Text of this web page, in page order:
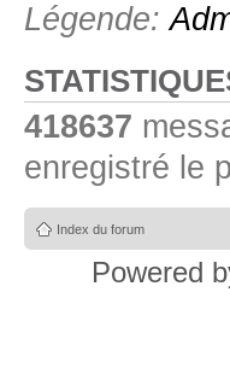
Légende:
418637
enregistré le
Index du forum
Powered